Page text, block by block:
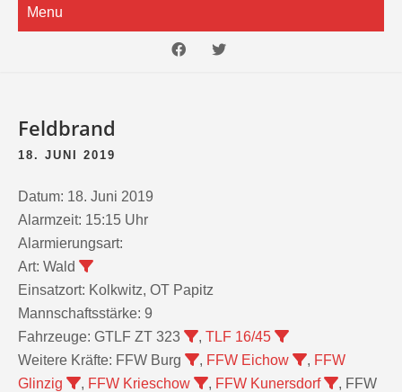
Menu
Feldbrand
18. JUNI 2019
Datum: 18. Juni 2019
Alarmzeit: 15:15 Uhr
Alarmierungsart:
Art: Wald
Einsatzort: Kolkwitz, OT Papitz
Mannschaftsstärke: 9
Fahrzeuge: GTLF ZT 323 , TLF 16/45
Weitere Kräfte: FFW Burg , FFW Eichow , FFW
Glinzig
, FFW Krieschow , FFW Kunersdorf
, FFW